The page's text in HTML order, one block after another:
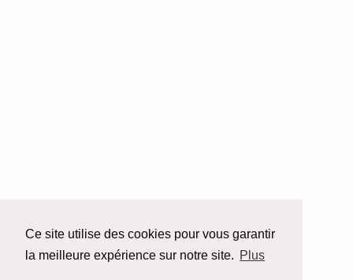
Ce site utilise des cookies pour vous garantir
la meilleure expérience sur notre site. Plus